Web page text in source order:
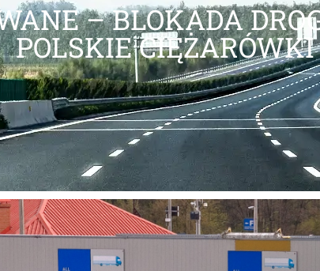
– BLOKADA
POLSKIE CIĘŻARÓWKI